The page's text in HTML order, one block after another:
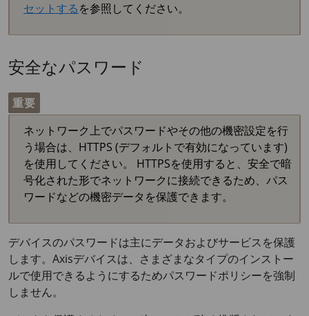
セットするを参照してください。
安全なパスワード
重要
ネットワーク上でパスワードやその他の機密設定を行
う場合は、HTTPS (デフォルトで有効になっています)
を使用してください。 HTTPSを使用すると、安全で暗
号化された形でネットワークに接続できるため、パス
ワードなどの機密データを保護できます。
デバイスのパスワードは主にデータおよびサービスを保護
します。Axisデバイスは、さまざまなタイプのインストー
ルで使用できるようにするためパスワードポリシーを強制
しません。